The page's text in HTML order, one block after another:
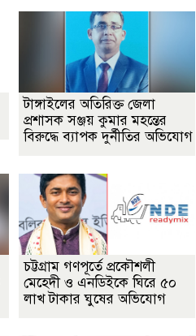
টাঙ্গাইলের অতিরিক্ত জেলা
প্রশাসক সঞ্জয় কুমার মহন্তের
বিরুদ্ধে ব্যাপক দুর্নীতির অভিযোগ
চট্টগ্রাম গণপূর্তে প্রকৌশলী
মেহেদী ও এনডিইকে ঘিরে ৫০
লাখ টাকার ঘুষের অভিযোগ